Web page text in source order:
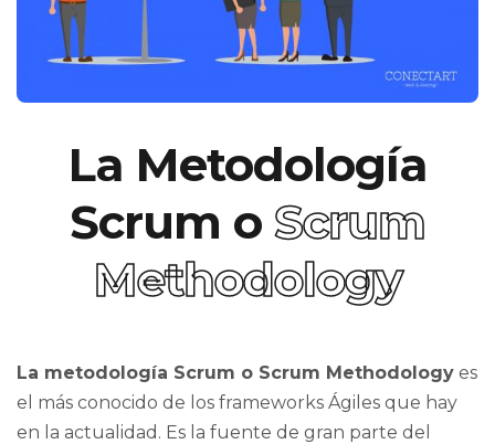
La Metodología
Scrum o Scrum
Methodology
La metodología Scrum o Scrum Methodology es
el más conocido de los frameworks Ágiles que hay
en la actualidad. Es la fuente de gran parte del